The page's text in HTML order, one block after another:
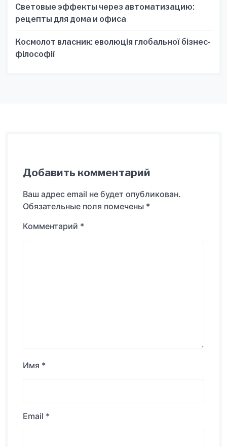
Световые эффекты через автоматизацию:
рецепты для дома и офиса
Космолот власник: еволюція глобальної бізнес-
філософії
Добавить комментарий
Ваш адрес email не будет опубликован.
Обязательные поля помечены *
Комментарий *
Имя *
Email *